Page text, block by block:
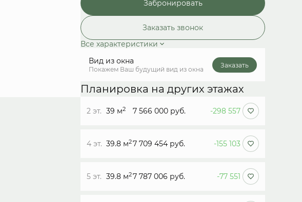
Забронировать
Заказать звонок
Все характеристики
Вид из окна
Покажем Ваш будущий вид из окна
Заказать
Планировка на других этажах
2 эт. 39 м2 7 566 000 руб. -298 557
4 эт. 39.8 м27 709 454 руб. -155 103
5 эт. 39.8 м27 787 006 руб. -77 551